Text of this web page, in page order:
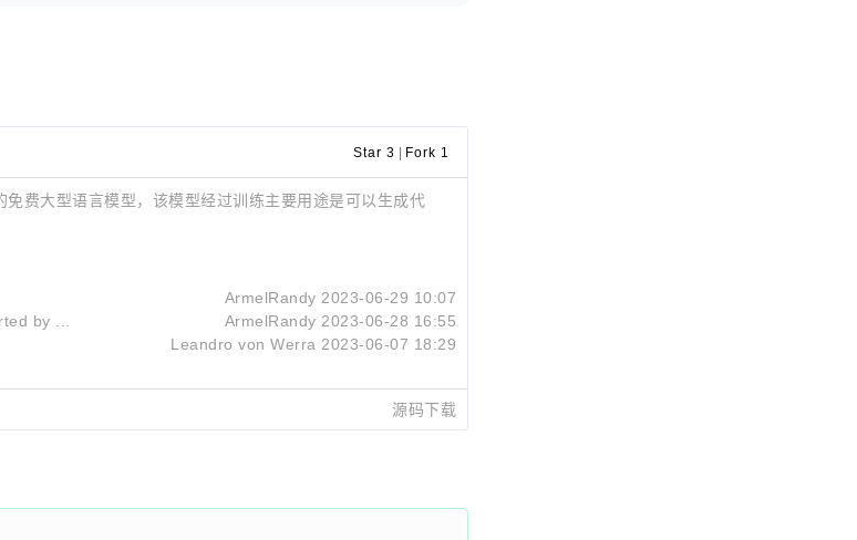
Star 3 Fork 1
费大型语言模型，该模型经过训练主要用途是可以生成代
ArmelRandy 2023-06-29 10:07
by ... ArmelRandy 2023-06-28 16:55
Leandro von Werra 2023-06-07 18:29
源码下载